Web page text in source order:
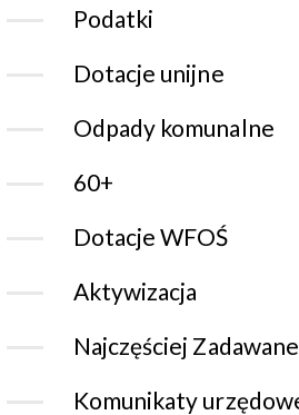
Podatki
Dotacje unijne
Odpady komunalne
60+
Dotacje WFOŚ
Aktywizacja
Najczęściej
Komunikaty